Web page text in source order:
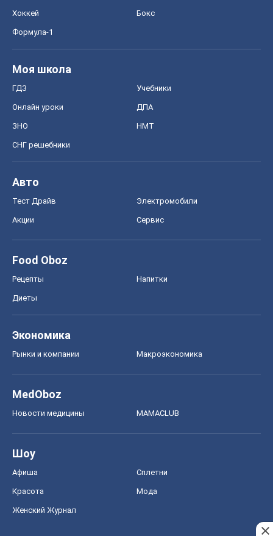
Хоккей Бокс
Формула-1
Моя школа
ГДЗ Учебники
Онлайн уроки ДПА
ЗНО НМТ
СНГ решебники
Авто
Тест Драйв Электромобили
Акции Сервис
Food Oboz
Рецепты Напитки
Диеты
Экономика
Рынки и компании Mакроэкономика
MedOboz
Новости медицины MAMACLUB
Шоу
Афиша Сплетни
Красота Мода
Женский Журнал